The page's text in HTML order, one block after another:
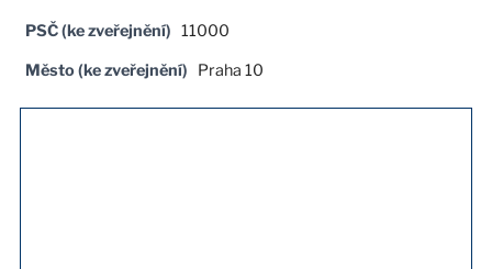
PSČ (ke zveřejnění) 11000
Město (ke zveřejnění)
Praha 10